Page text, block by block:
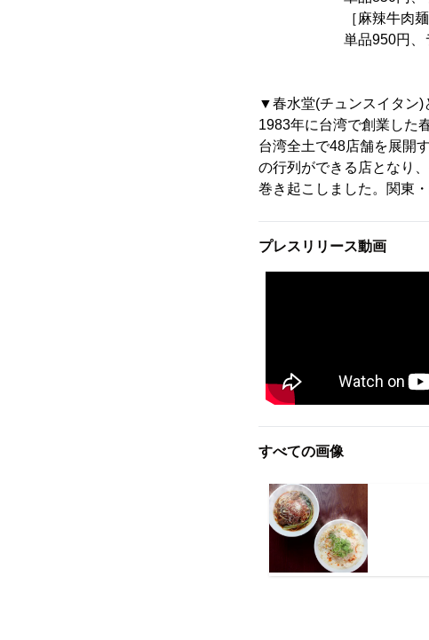
［麻辣牛肉麺
単品950円、ランチ
▼春水堂(チュンスイタン)
1983年に台湾で創業した
台湾全土で48店舗を展開
の行列ができる店となり
巻き起こしました。関東
プレスリリース動画
すべての画像